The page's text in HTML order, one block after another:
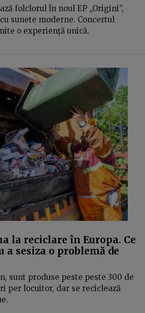
folclorul în noul EP „Origini”,
sunete moderne. Concertul
o experiență unică.
la reciclare în Europa. Ce
a sesiza o problemă de
sunt produse peste peste 300 de
per locuitor, dar se reciclează